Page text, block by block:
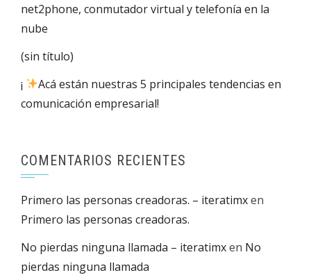
net2phone, conmutador virtual y telefonía en la
nube
(sin título)
¡
Acá están nuestras 5 principales tendencias en
comunicación empresarial!
COMENTARIOS RECIENTES
Primero las personas creadoras. – iteratimxen
Primero las personas creadoras.
No pierdas ninguna llamada – iteratimxen No
pierdas ninguna llamada